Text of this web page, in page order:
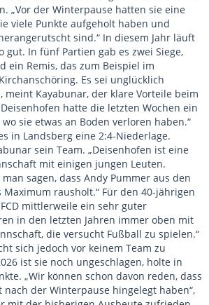
„Vor der Winterpause hatten sie eine
viele Punkte aufgeholt haben und
sind.“ In diesem Jahr läuft
gut. In fünf Partien gab es zwei Siege,
ein Remis, das zum Beispiel im
Es sei unglücklich
meint Kayabunar, der klare Vorteile beim
hatte die letzten Wochen ein
sie etwas an Boden verloren haben.“
in Landsberg eine 2:4-Niederlage.
sein Team. „Deisenhofen ist eine
mit einigen jungen Leuten.
sagen, dass Andy Pummer aus den
Maximum rausholt.“ Für den 40-jährigen
mittlerweile ein sehr guter
in den letzten Jahren immer oben mit
die versucht Fußball zu spielen.“
sich jedoch vor keinem Team zu
ist sie noch ungeschlagen, holte in
„Wir können schon davon reden, dass
der Winterpause hingelegt haben“,